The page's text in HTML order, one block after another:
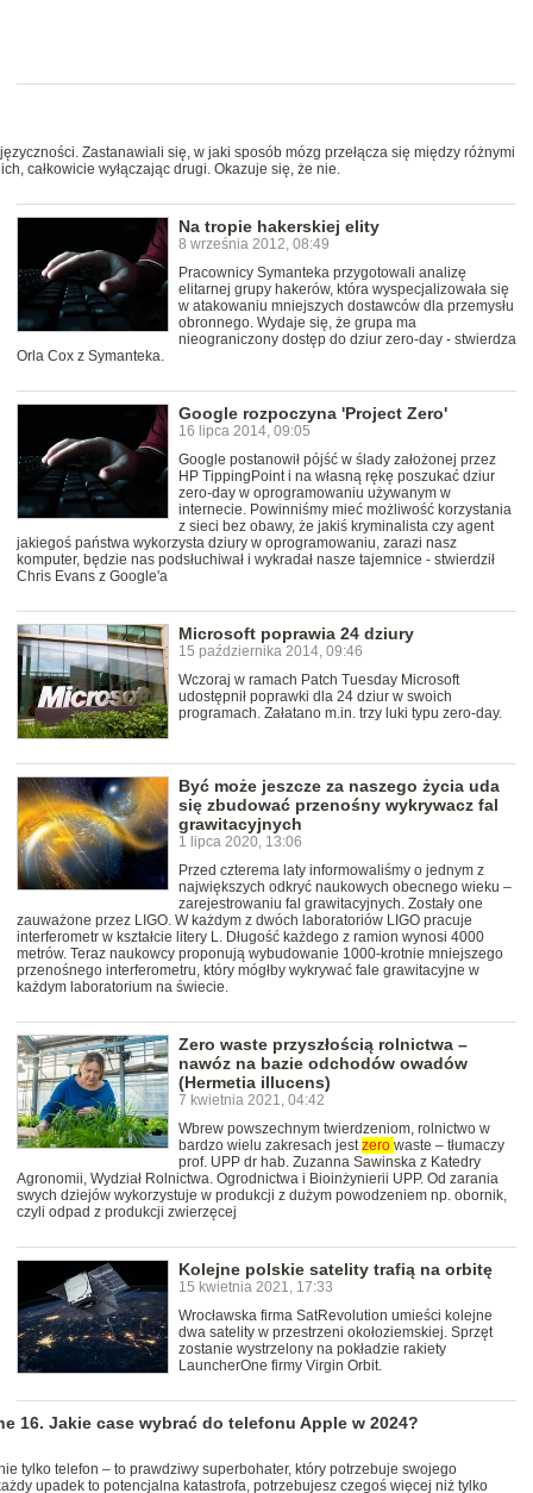
Zastanawiali się, w jaki sposób mózg przełącza się między różnymi
całkowicie wyłączając drugi. Okazuje się, że nie.
Na tropie hakerskiej elity
8 września 2012, 08:49
Pracownicy Symanteka przygotowali analizę
elitarnej grupy hakerów, która wyspecjalizowała się
w atakowaniu mniejszych dostawców dla przemysłu
obronnego. Wydaje się, że grupa ma
nieograniczony dostęp do dziur zero-day - stwierdza
Orla Cox z Symanteka.
Google rozpoczyna 'Project Zero'
16 lipca 2014, 09:05
Google postanowił pójść w ślady założonej przez
HP TippingPoint i na własną rękę poszukać dziur
zero-day w oprogramowaniu używanym w
internecie. Powinniśmy mieć możliwość korzystania
z sieci bez obawy, że jakiś kryminalista czy agent
jakiegoś państwa wykorzysta dziury w oprogramowaniu, zarazi nasz
komputer, będzie nas podsłuchiwał i wykradał nasze tajemnice - stwierdził
Chris Evans z Google'a
Microsoft poprawia 24 dziury
15 października 2014, 09:46
Wczoraj w ramach Patch Tuesday Microsoft
udostępnił poprawki dla 24 dziur w swoich
programach. Załatano m.in. trzy luki typu zero-day.
Być może jeszcze za naszego życia uda
się zbudować przenośny wykrywacz fal
grawitacyjnych
1 lipca 2020, 13:06
Przed czterema laty informowaliśmy o jednym z
największych odkryć naukowych obecnego wieku –
zarejestrowaniu fal grawitacyjnych. Zostały one
zauważone przez LIGO. W każdym z dwóch laboratoriów LIGO pracuje
interferometr w kształcie litery L. Długość każdego z ramion wynosi 4000
metrów. Teraz naukowcy proponują wybudowanie 1000-krotnie mniejszego
przenośnego interferometru, który mógłby wykrywać fale grawitacyjne w
każdym laboratorium na świecie.
Zero waste przyszłością rolnictwa –
nawóz na bazie odchodów owadów
(Hermetia illucens)
7 kwietnia 2021, 04:42
Wbrew powszechnym twierdzeniom, rolnictwo w
bardzo wielu zakresach jestzero waste – tłumaczy
prof. UPP dr hab. Zuzanna Sawinska z Katedry
Agronomii, Wydział Rolnictwa. Ogrodnictwa i Bioinżynierii UPP. Od zarania
swych dziejów wykorzystuje w produkcji z dużym powodzeniem np. obornik,
czyli odpad z produkcji zwierzęcej
Kolejne polskie satelity trafią na orbitę
15 kwietnia 2021, 17:33
Wrocławska firma SatRevolution umieści kolejne
dwa satelity w przestrzeni okołoziemskiej. Sprzęt
zostanie wystrzelony na pokładzie rakiety
LauncherOne firmy Virgin Orbit.
16. Jakie case wybrać do telefonu Apple w 2024?
tylko telefon – to prawdziwy superbohater, który potrzebuje swojego
upadek to potencjalna katastrofa, potrzebujesz czegoś więcej niż tylko